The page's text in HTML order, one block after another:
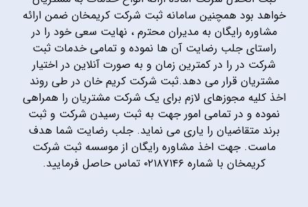
خواهد بود همچنین سامانه ثبت شرکت کریمخان ضمن ارائه
مشاوره رایگان به مدیران محترم ، نهایت سعی خود را در
راستای جلب رضایت آن ها نموده و تمامی خدمات ثبت
شرکت در را در کمترین زمان و به صورت آنلاین در اختیار
مشتریان قرار می دهد.ثبت شرکت کریم خان در طی روند
اخذ کلیه مجوزهای لازم برای یک شرکت مشتریان را همراهی
نموده و در تمامی امور جهت به ثبت رسیدن شرکت و ثبت
برند متقاضیان را یاری می نماید. جلب رضایت شما هدف
ماست. جهت اخذ مشاوره رایگان از موسسه ثبت شرکت
کریمخان با شماره ۰۲۱۸۷۱۴۶ تماس حاصل فرمایید.